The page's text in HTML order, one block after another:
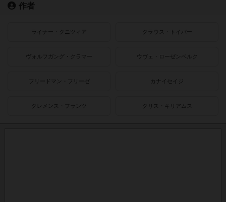
作者
ライナー・クニツィア クラウス・トイバー
ヴォルフガング・クラマー ウヴェ・ローゼンベルク
フリードマン・フリーゼ カナイセイジ
クレメンス・フランツ クリス・キリアムス